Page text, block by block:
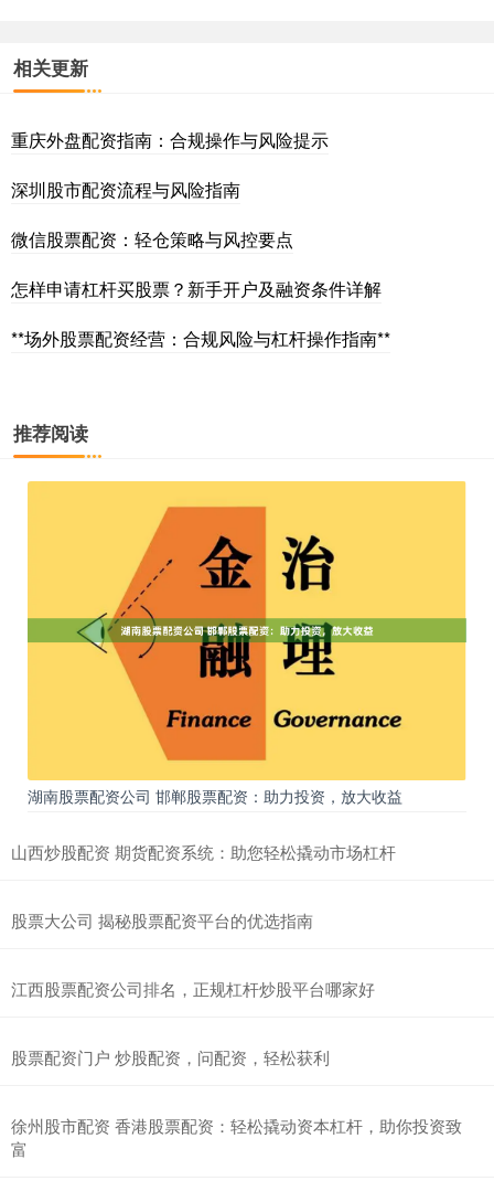
相关更新
重庆外盘配资指南：合规操作与风险提示
深圳股市配资流程与风险指南
微信股票配资：轻仓策略与风控要点
怎样申请杠杆买股票？新手开户及融资条件详解
**场外股票配资经营：合规风险与杠杆操作指南**
推荐阅读
湖南股票配资公司 邯郸股票配资：助力投资，放大收益
山西炒股配资 期货配资系统：助您轻松撬动市场杠杆
股票大公司 揭秘股票配资平台的优选指南
江西股票配资公司排名，正规杠杆炒股平台哪家好
股票配资门户 炒股配资，问配资，轻松获利
徐州股市配资 香港股票配资：轻松撬动资本杠杆，助你投资致
富